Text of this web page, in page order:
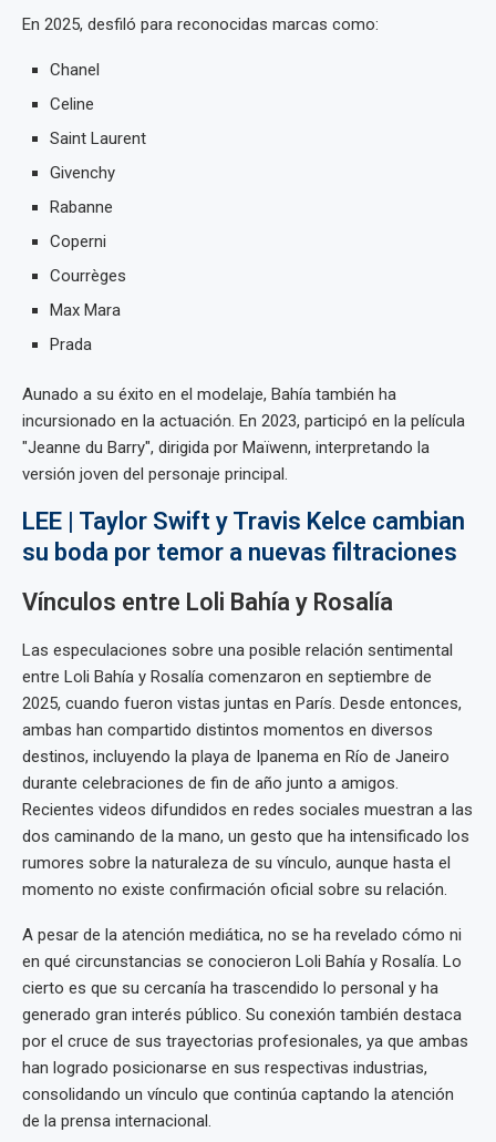
En 2025, desfiló para reconocidas marcas como:
Chanel
Celine
Saint Laurent
Givenchy
Rabanne
Coperni
Courrèges
Max Mara
Prada
Aunado a su éxito en el modelaje, Bahía también ha
incursionado en la actuación. En 2023, participó en la película
"Jeanne du Barry", dirigida por Maïwenn, interpretando la
versión joven del personaje principal.
LEE | Taylor Swift y Travis Kelce cambian
su boda por temor a nuevas filtraciones
Vínculos entre Loli Bahía y Rosalía
Las especulaciones sobre una posible relación sentimental
entre Loli Bahía y Rosalía comenzaron en septiembre de
2025, cuando fueron vistas juntas en París. Desde entonces,
ambas han compartido distintos momentos en diversos
destinos, incluyendo la playa de Ipanema en Río de Janeiro
durante celebraciones de fin de año junto a amigos.
Recientes videos difundidos en redes sociales muestran a las
dos caminando de la mano, un gesto que ha intensificado los
rumores sobre la naturaleza de su vínculo, aunque hasta el
momento no existe confirmación oficial sobre su relación.
A pesar de la atención mediática, no se ha revelado cómo ni
en qué circunstancias se conocieron Loli Bahía y Rosalía. Lo
cierto es que su cercanía ha trascendido lo personal y ha
generado gran interés público. Su conexión también destaca
por el cruce de sus trayectorias profesionales, ya que ambas
han logrado posicionarse en sus respectivas industrias,
consolidando un vínculo que continúa captando la atención
de la prensa internacional.